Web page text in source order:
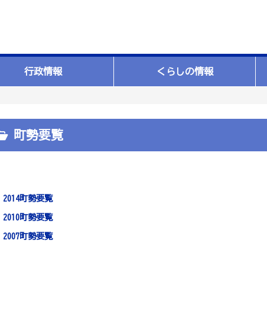
行政情報 くらしの情報
町勢要覧
2014町勢要覧
2010町勢要覧
2007町勢要覧